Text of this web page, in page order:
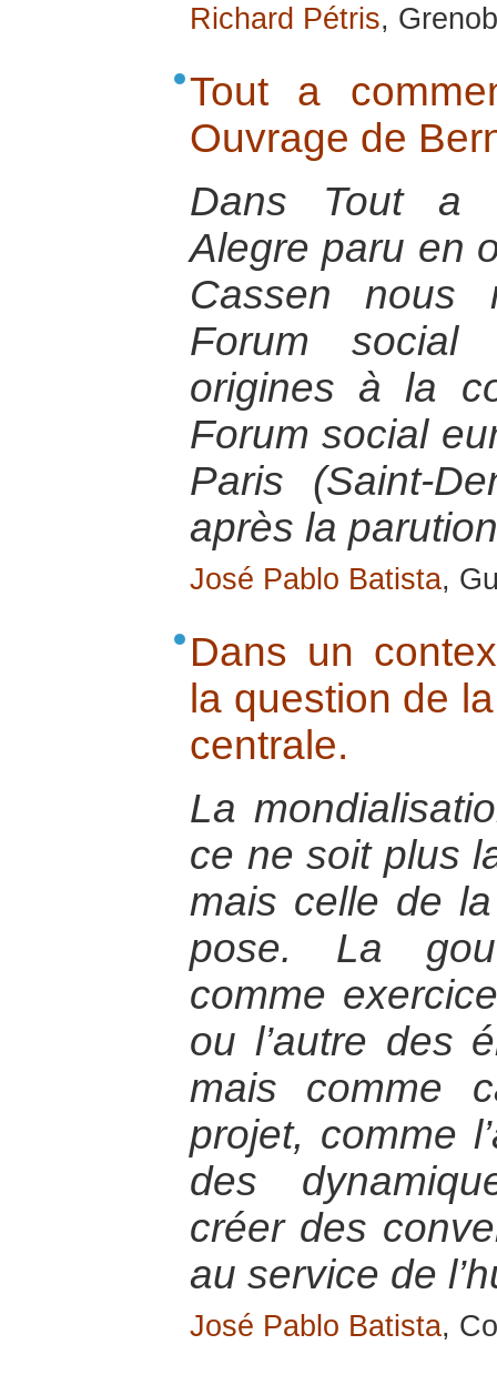
Richard Pétris,
Tout a
Ouvrage de
Dans Tout a
Alegre paru en
Cassen nous
Forum
origines à la
Forum social
Paris (Saint-
après la
José Pablo Batista,
Dans un
la question de
centrale.
La
ce ne soit plus
mais celle de
pose. La
comme
ou l’autre des
mais comme
projet, comme
des
créer des
au service de
José Pablo Batista,